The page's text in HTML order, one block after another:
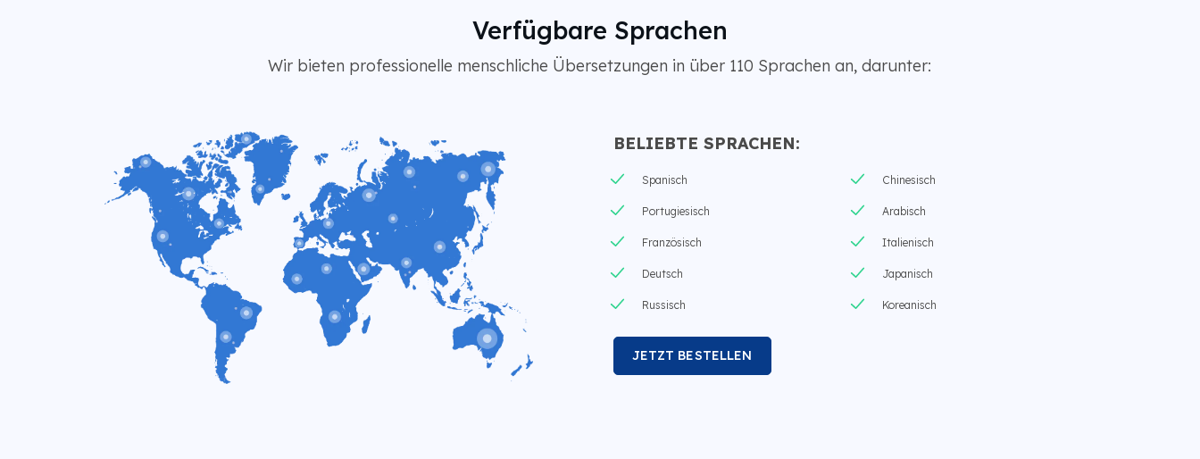
Verfügbare Sprachen
Wir bieten professionelle menschliche Übersetzungen in über 110 Sprachen an, darunter:
BELIEBTE SPRACHEN:
Spanisch
Portugiesisch
Französisch
Deutsch
Russisch
Chinesisch
Arabisch
Italienisch
Japanisch
Koreanisch
JETZT BESTELLEN